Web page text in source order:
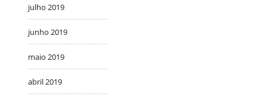
julho 2019
junho 2019
maio 2019
abril 2019